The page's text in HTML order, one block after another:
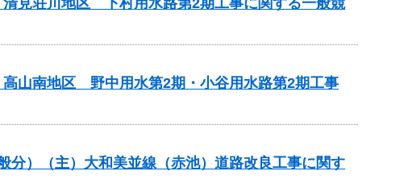
山南地区 野中用水第2期・小谷用水路第2期工事
分）（主）大和美並線（赤池）道路改良工事に関す